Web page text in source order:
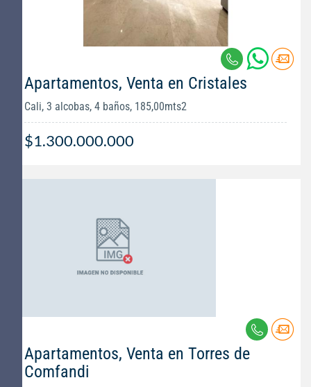
Apartamentos, Venta en Cristales
Cali, 3 alcobas, 4 baños, 185,00mts2
$1.300.000.000
Apartamentos, Venta en Torres de
Comfandi